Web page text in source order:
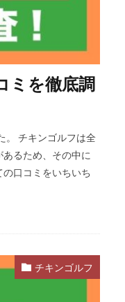
ミを徹底調
。 チキンゴルフは全
るため、その中に
口コミをいちいち
チキンゴルフ